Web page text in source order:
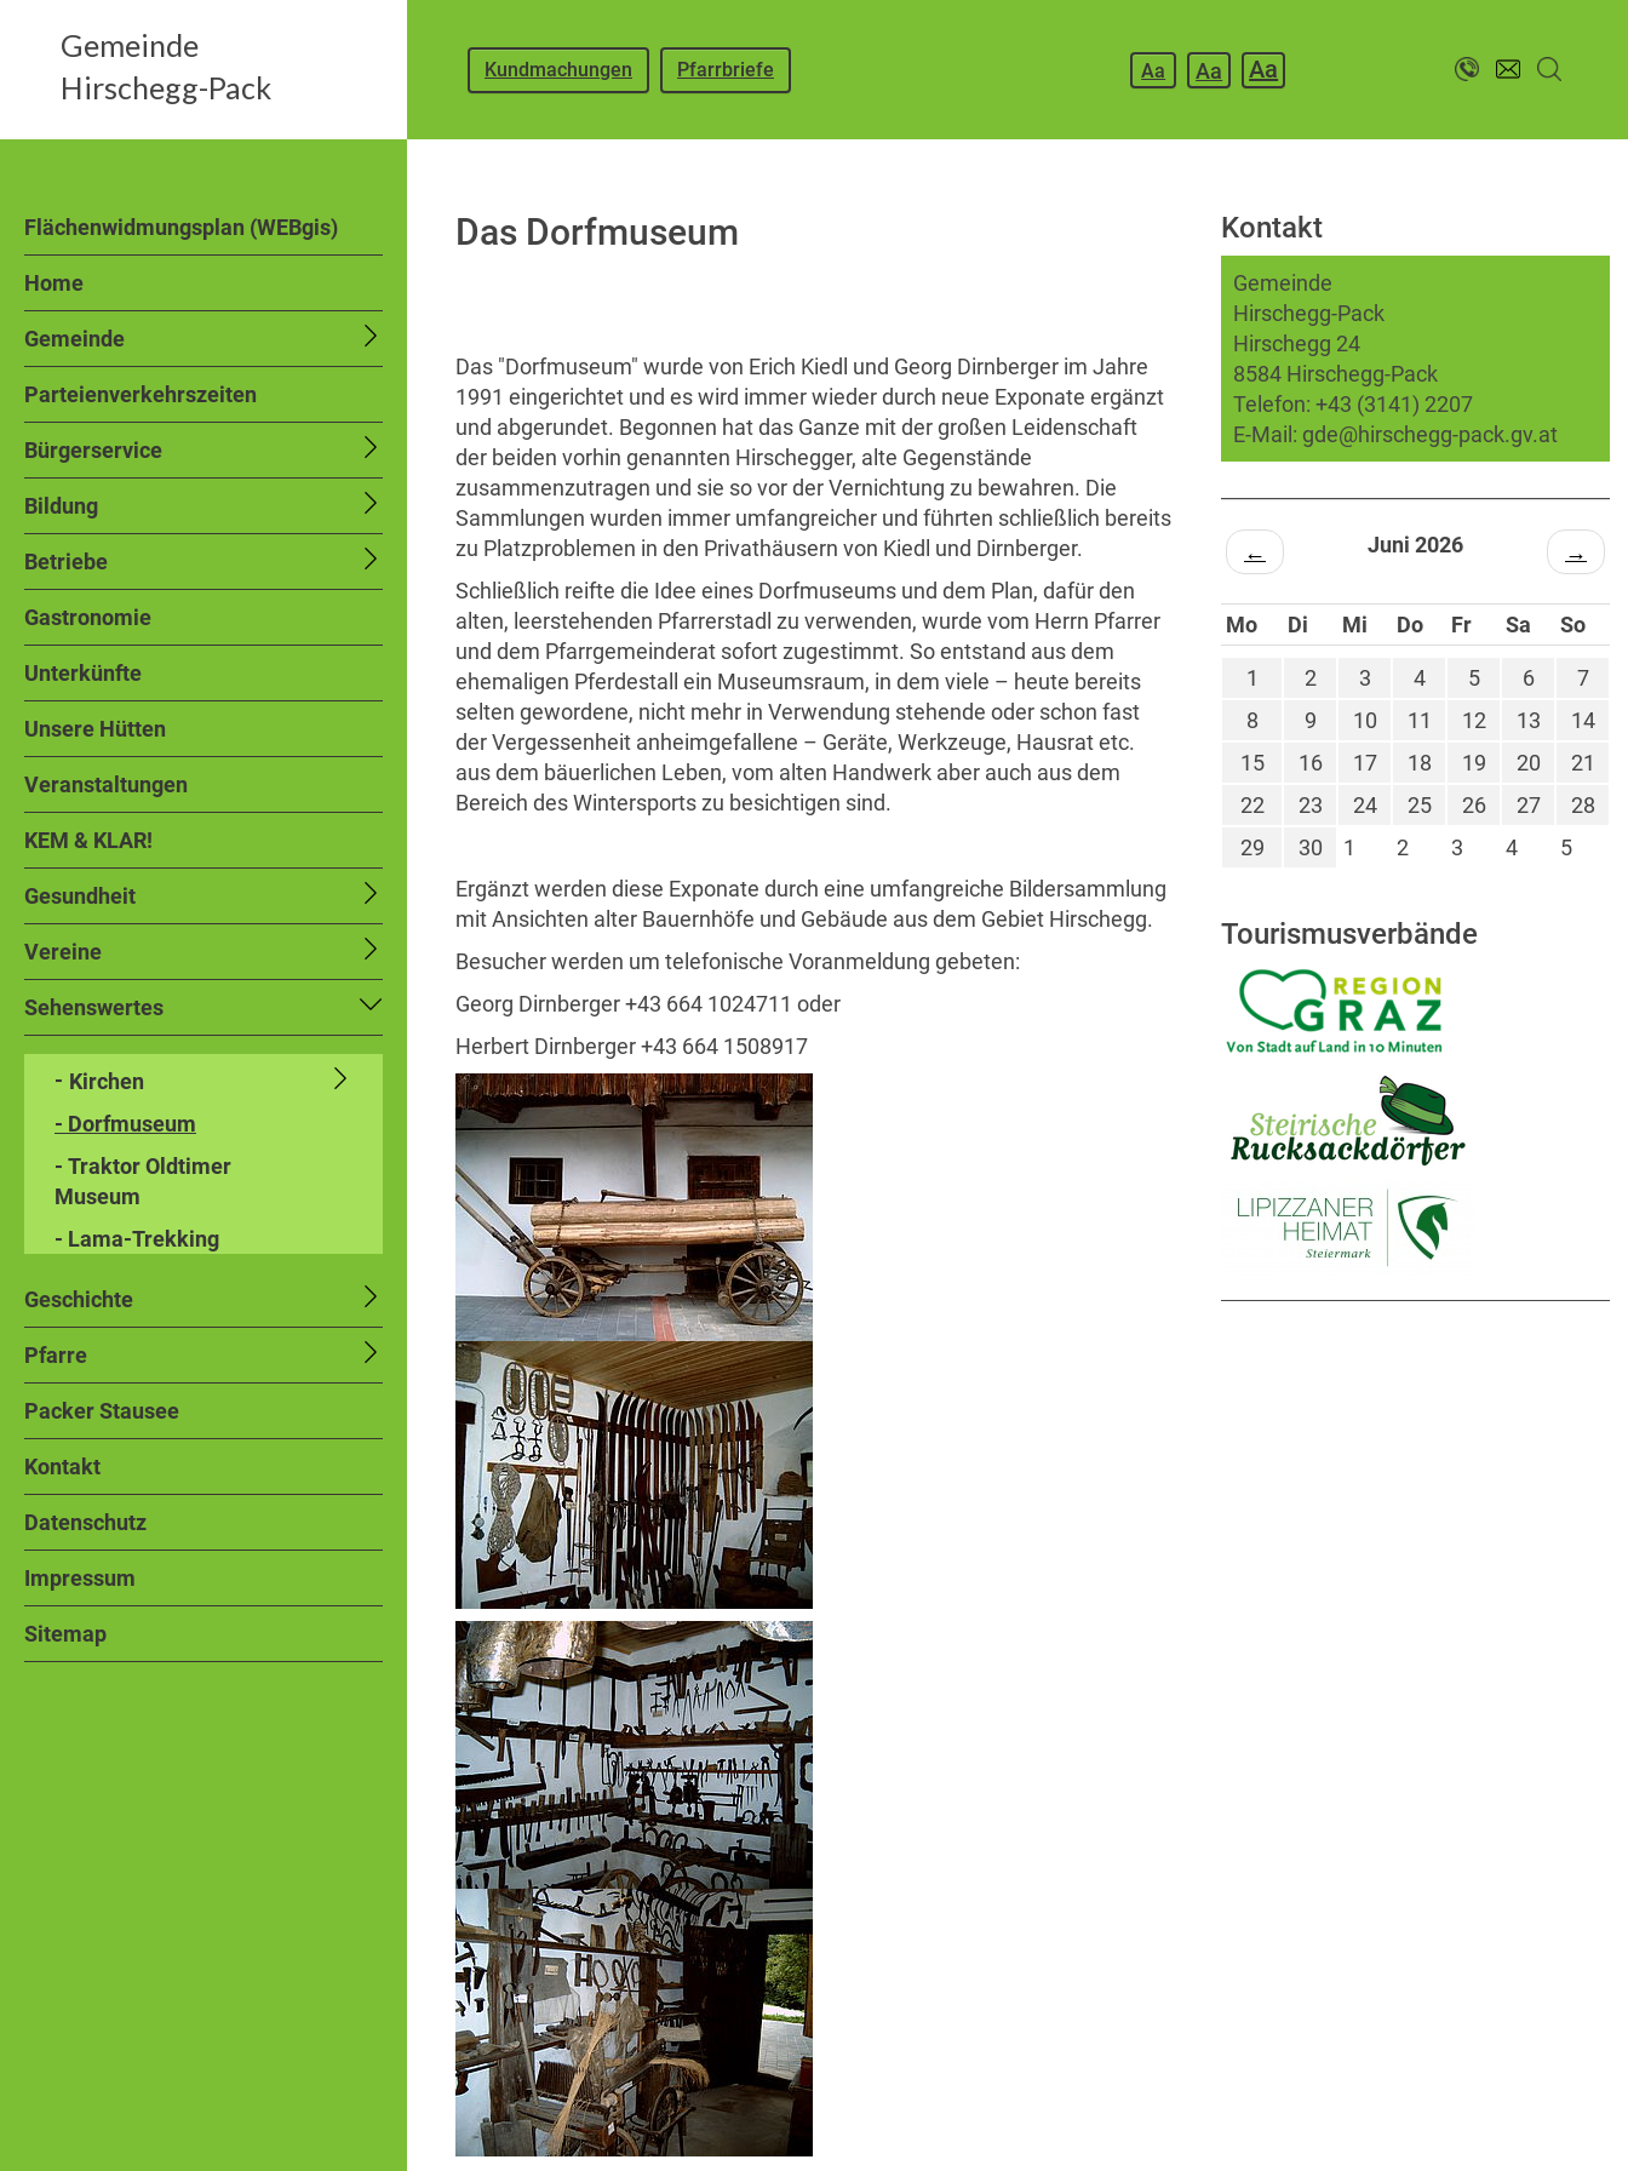
Kundmachungen Pfarrbriefe Aa Aa Aa
Gemeinde
Hirschegg-Pack
Flächenwidmungsplan (WEBgis)
Home
Gemeinde
Parteienverkehrszeiten
Bürgerservice
Bildung
Betriebe
Gastronomie
Unterkünfte
Unsere Hütten
Veranstaltungen
KEM & KLAR!
Gesundheit
Vereine
Sehenswertes
Kirchen
- Dorfmuseum
- Traktor Oldtimer
Museum
- Lama-Trekking
Geschichte
Pfarre
Packer Stausee
Kontakt
Datenschutz
Impressum
Sitemap
Das Dorfmuseum
Das "Dorfmuseum" wurde von Erich Kiedl und Georg Dirnberger im Jahre
1991 eingerichtet und es wird immer wieder durch neue Exponate ergänzt
und abgerundet. Begonnen hat das Ganze mit der großen Leidenschaft
der beiden vorhin genannten Hirschegger, alte Gegenstände
zusammenzutragen und sie so vor der Vernichtung zu bewahren. Die
Sammlungen wurden immer umfangreicher und führten schließlich bereits
zu Platzproblemen in den Privathäusern von Kiedl und Dirnberger.
Schließlich reifte die Idee eines Dorfmuseums und dem Plan, dafür den
alten, leerstehenden Pfarrerstadl zu verwenden, wurde vom Herrn Pfarrer
und dem Pfarrgemeinderat sofort zugestimmt. So entstand aus dem
ehemaligen Pferdestall ein Museumsraum, in dem viele – heute bereits
selten gewordene, nicht mehr in Verwendung stehende oder schon fast
der Vergessenheit anheimgefallene – Geräte, Werkzeuge, Hausrat etc.
aus dem bäuerlichen Leben, vom alten Handwerk aber auch aus dem
Bereich des Wintersports zu besichtigen sind.
Ergänzt werden diese Exponate durch eine umfangreiche Bildersammlung
mit Ansichten alter Bauernhöfe und Gebäude aus dem Gebiet Hirschegg.
Besucher werden um telefonische Voranmeldung gebeten:
Georg Dirnberger +43 664 1024711 oder
Herbert Dirnberger +43 664 1508917
Kontakt
Gemeinde
Hirschegg-Pack
Hirschegg 24
8584 Hirschegg-Pack
Telefon: +43 (3141) 2207
E-Mail: gde@hirschegg-pack.gv.at
← Juni 2026 →
Mo Di Mi Do Fr Sa So
1 2 3 4 5 6
7
8
9 10 11 12 13
14
15
16 17 18 19 20
21
22
23 24 25 26 27
28
29
30 1 2 3 4 5
Tourismusverbände